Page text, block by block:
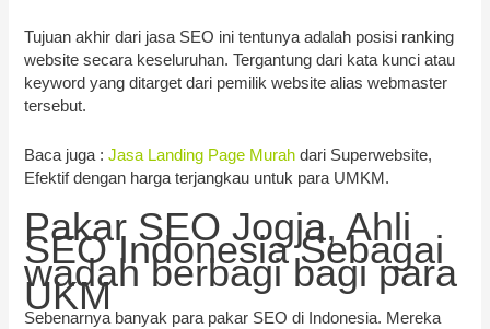
Tujuan akhir dari jasa SEO ini tentunya adalah posisi ranking
website secara keseluruhan. Tergantung dari kata kunci atau
keyword yang ditarget dari pemilik website alias webmaster
tersebut.
Baca juga :Jasa Landing Page Murah dari Superwebsite,
Efektif dengan harga terjangkau untuk para UMKM.
Pakar SEO Jogja, Ahli
SEO Indonesia Sebagai
wadah berbagi bagi para
UKM
Sebenarnya banyak para pakar SEO di Indonesia. Mereka